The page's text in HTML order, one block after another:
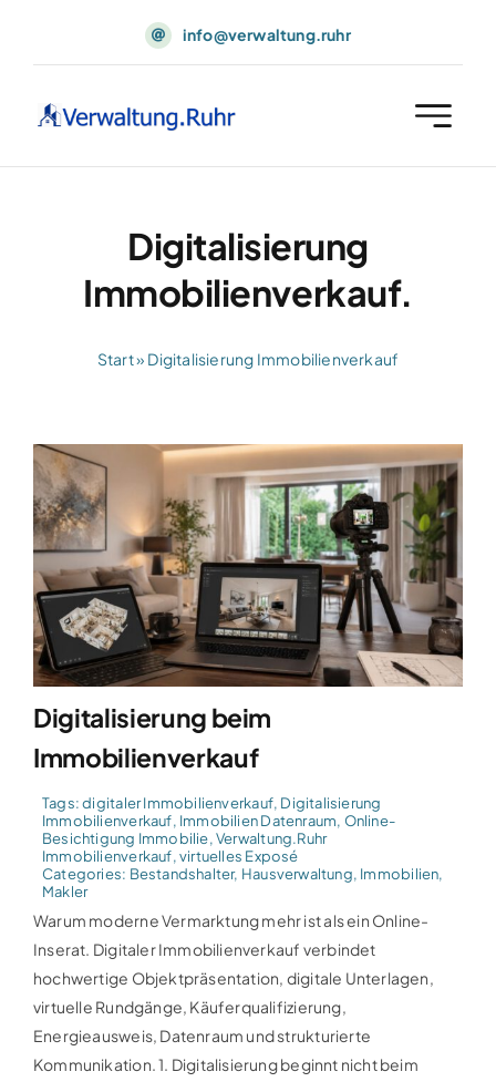
content
info@verwaltung.ruhr
Digitalisierung
Immobilienverkauf.
Start» Digitalisierung Immobilienverkauf
Digitalisierung beim
Immobilienverkauf
Tags:digitaler Immobilienverkauf, Digitalisierung
Immobilienverkauf, Immobilien Datenraum, Online-
Besichtigung Immobilie,Verwaltung.Ruhr
Immobilienverkauf,virtuelles Exposé
Categories: Bestandshalter, Hausverwaltung, Immobilien,
Makler
Warum moderne Vermarktung mehr ist als ein Online-
Inserat. Digitaler Immobilienverkauf verbindet
hochwertige Objektpräsentation, digitale Unterlagen,
virtuelle Rundgänge, Käuferqualifizierung,
Energieausweis, Datenraum und strukturierte
Kommunikation. 1. Digitalisierung beginnt nicht beim